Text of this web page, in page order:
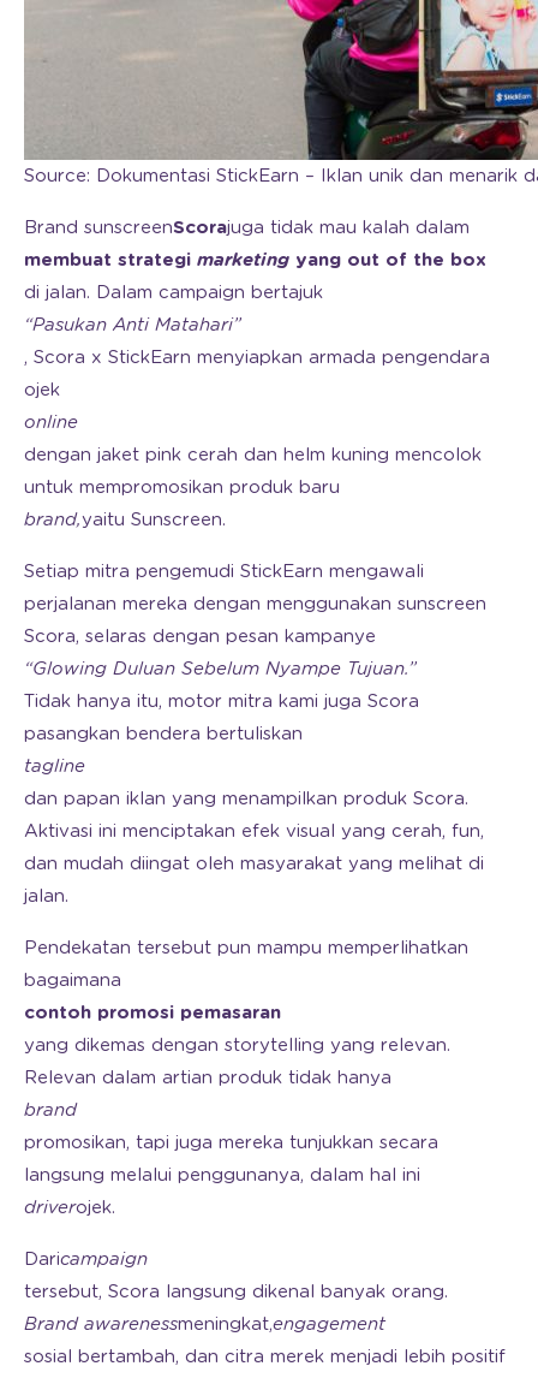
Source: Dokumentasi StickEarn – Iklan unik dan menarik
Brand sunscreenScorajuga tidak mau kalah dalam
membuat strategi marketing yang out of the box
di jalan. Dalam campaign bertajuk
“Pasukan Anti Matahari”
, Scora x StickEarn menyiapkan armada pengendara
ojek
online
dengan jaket pink cerah dan helm kuning mencolok
untuk mempromosikan produk baru
brand,yaitu Sunscreen.
Setiap mitra pengemudi StickEarn mengawali
perjalanan mereka dengan menggunakan sunscreen
Scora, selaras dengan pesan kampanye
“Glowing Duluan Sebelum Nyampe Tujuan.”
Tidak hanya itu, motor mitra kami juga Scora
pasangkan bendera bertuliskan
tagline
dan papan iklan yang menampilkan produk Scora.
Aktivasi ini menciptakan efek visual yang cerah, fun,
dan mudah diingat oleh masyarakat yang melihat di
jalan.
Pendekatan tersebut pun mampu memperlihatkan
bagaimana
contoh promosi pemasaran
yang dikemas dengan storytelling yang relevan.
Relevan dalam artian produk tidak hanya
brand
promosikan, tapi juga mereka tunjukkan secara
langsung melalui penggunanya, dalam hal ini
driverojek.
Daricampaign
tersebut, Scora langsung dikenal banyak orang.
Brand awarenessmeningkat,engagement
sosial bertambah, dan citra merek menjadi lebih positif